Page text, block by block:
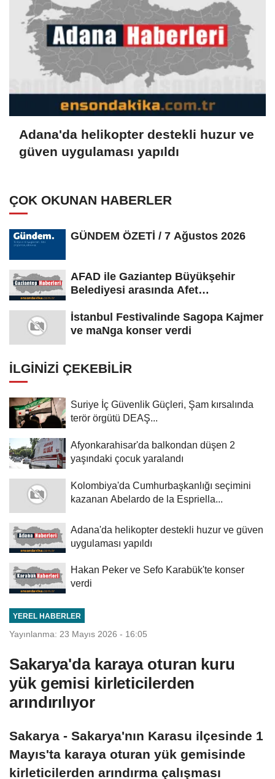
Adana'da helikopter destekli huzur ve
güven uygulaması yapıldı
ÇOK OKUNAN HABERLER
GÜNDEM ÖZETİ / 7 Ağustos 2026
AFAD ile Gaziantep Büyükşehir
Belediyesi arasında Afet
İstanbul Festivalinde Sagopa Kajmer
ve maNga konser verdi
İLGINIZI ÇEKEBILIR
Suriye İç Güvenlik Güçleri, Şam kırsalında
terör örgütü DEAŞ...
Afyonkarahisar'da balkondan düşen 2
yaşındaki çocuk yaralandı
Kolombiya'da Cumhurbaşkanlığı seçimini
kazanan Abelardo de la Espriella...
Adana'da helikopter destekli huzur ve güven
uygulaması yapıldı
Hakan Peker ve Sefo Karabük'te konser
verdi
YEREL HABERLER
Yayınlanma: 23 Mayıs 2026 - 16:05
Sakarya'da karaya oturan kuru
yük gemisi kirleticilerden
arındırılıyor
Sakarya - Sakarya'nın Karasu ilçesinde 1
Mayıs'ta karaya oturan yük gemisinde
kirleticilerden arındırma çalışması